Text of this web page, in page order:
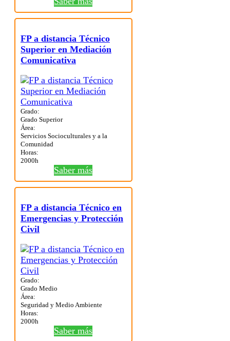
FP a distancia Técnico
Superior en Mediación
Comunicativa
Grado:
Grado Superior
Área:
Servicios Socioculturales y a la
Comunidad
Horas:
2000h
Saber más
FP a distancia Técnico en
Emergencias y Protección
Civil
Grado:
Grado Medio
Área:
Seguridad y Medio Ambiente
Horas:
2000h
Saber más